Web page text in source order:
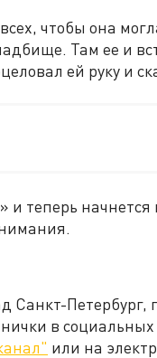
чтобы она
Там ее и
ей руку и
и теперь начнется
Санкт-Петербург,
в социальных
или на